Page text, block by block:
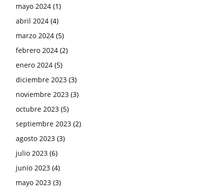
mayo 2024 (1)
abril 2024 (4)
marzo 2024 (5)
febrero 2024 (2)
enero 2024 (5)
diciembre 2023 (3)
noviembre 2023 (3)
octubre 2023 (5)
septiembre 2023 (2)
agosto 2023 (3)
julio 2023 (6)
junio 2023 (4)
mayo 2023 (3)